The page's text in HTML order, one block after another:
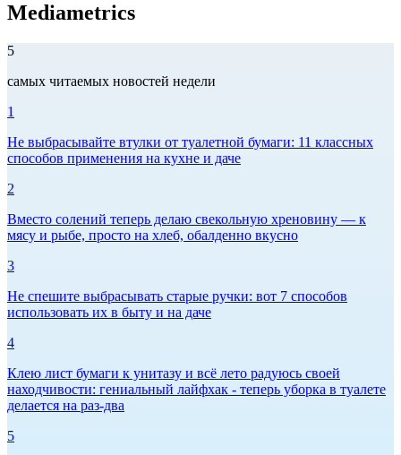
Mediametrics
5
самых читаемых новостей недели
1
Не выбрасывайте втулки от туалетной бумаги: 11 классных
способов применения на кухне и даче
2
Вместо солений теперь делаю свекольную хреновину — к
мясу и рыбе, просто на хлеб, обалденно вкусно
3
Не спешите выбрасывать старые ручки: вот 7 способов
использовать их в быту и на даче
4
Клею лист бумаги к унитазу и всё лето радуюсь своей
находчивости: гениальный лайфхак - теперь уборка в туалете
делается на раз-два
5